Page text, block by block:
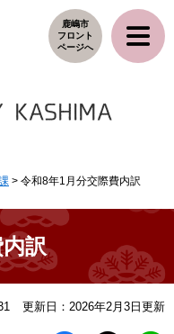
鹿嶋市
フロント
ページへ
> 令和8年1月分交際費内訳
訳
更新日：2026年2月3日更新